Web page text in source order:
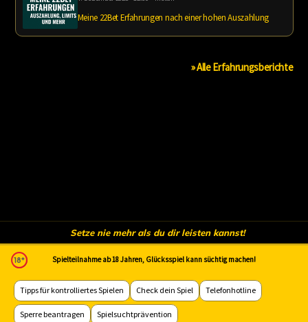
Meine 22Bet Erfahrungen nach einer hohen Auszahlung
» Alle Erfahrungsberichte
Setze nie mehr als du dir leisten kannst!
Spielteilnahme ab 18 Jahren, Glücksspiel kann süchtig machen!
Tipps für kontrolliertes Spielen Check dein Spiel Telefonhotline
Sperre beantragen Spielsuchtprävention